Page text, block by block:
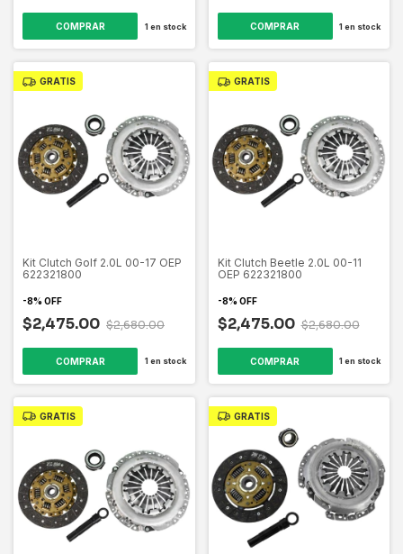
1 en stock 1 en stock
GRATIS
Kit Clutch Golf 2.0L 00-17 OEP
622321800
-8% OFF
$2,475.00 $2,680.00
1 en stock
GRATIS
Kit Clutch Beetle 2.0L 00-11
OEP 622321800
-8% OFF
$2,475.00 $2,680.00
1 en stock
GRATIS GRATIS